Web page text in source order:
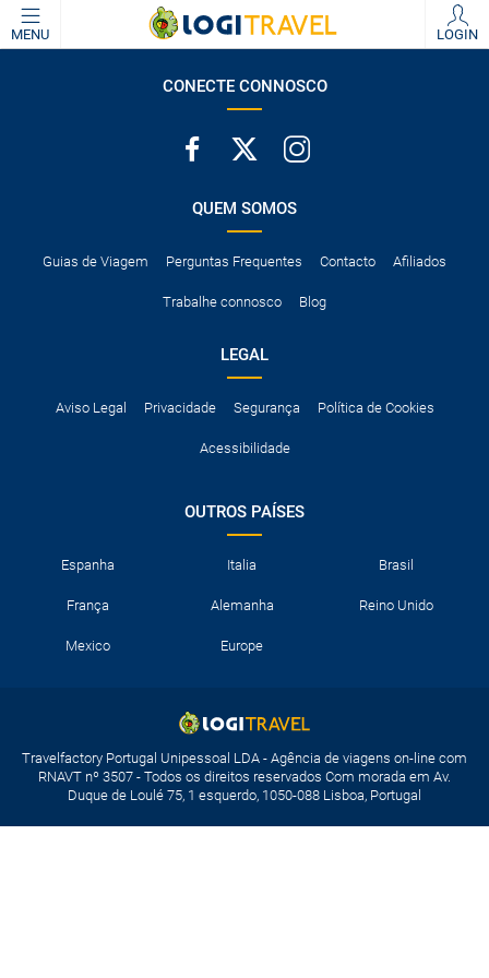
MENU LOGIN
CONECTE CONNOSCO
QUEM SOMOS
Guias de Viagem Perguntas Frequentes Contacto Afiliados
Trabalhe connosco Blog
LEGAL
Aviso Legal Privacidade Segurança Política de Cookies
Acessibilidade
OUTROS PAÍSES
Espanha Italia Brasil
França Alemanha Reino Unido
Mexico Europe
Travelfactory Portugal Unipessoal LDA - Agência de viagens on-line com
RNAVT nº 3507 - Todos os direitos reservados Com morada em Av.
Duque de Loulé 75, 1 esquerdo, 1050-088 Lisboa, Portugal